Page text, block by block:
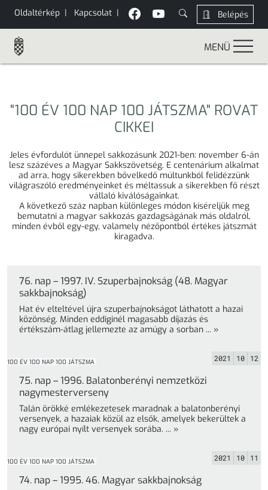
Oldaltérkép | Kapcsolat | Belépés
MENÜ
"100 ÉV 100 NAP 100 JÁTSZMA" ROVAT
CIKKEI
Jeles évfordulót ünnepel sakkozásunk 2021-ben: november 6-án
lesz százéves a Magyar Sakkszövetség. E centenárium alkalmat
ad arra, hogy sikerekben bővelkedő múltunkból felidézzünk
világraszóló eredményeinket és méltassuk a sikerekben fő részt
vállaló kiválóságainkat.
A következő száz napban különleges módon kíséreljük meg
bemutatni a magyar sakkozás gazdagságának más oldalról,
minden évből egy-egy, valamely nézőpontból értékes játszmát
kiragadva.
76. nap – 1997. IV. Szuperbajnokság (48. Magyar
sakkbajnokság)
Hat év elteltével újra szuperbajnokságot láthatott a hazai
közönség. Minden eddiginél magasabb díjazás és
értékszám-átlag jellemezte az amúgy a sorban ... »
2021 10 12
100 ÉV 100 NAP 100 JÁTSZMA
75. nap – 1996. Balatonberényi nemzetközi
nagymesterverseny
Talán örökké emlékezetesek maradnak a balatonberényi
versenyek, a hazaiak közül az elsők, amelyek bekerültek a
nagy európai nyílt versenyek sorába. ... »
2021 10 11
100 ÉV 100 NAP 100 JÁTSZMA
74. nap – 1995. 46. Magyar sakkbajnokság